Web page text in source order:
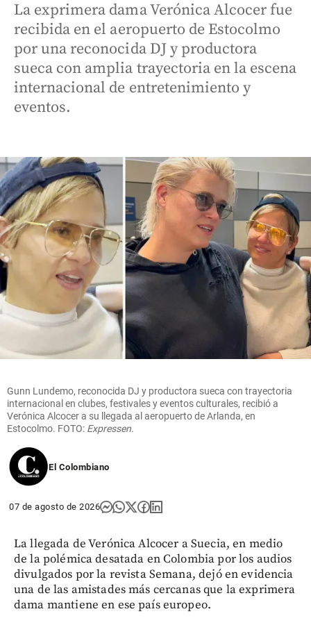
La exprimera dama Verónica Alcocer fue
recibida en el aeropuerto de Estocolmo
por una reconocida DJ y productora
sueca con amplia trayectoria en la escena
internacional de entretenimiento y
eventos.
Gunn Lundemo, reconocida DJ y productora sueca con trayectoria
internacional en clubes, festivales y eventos culturales, recibió a
Verónica Alcocer a su llegada al aeropuerto de Arlanda, en
Estocolmo. FOTO: Expressen.
El Colombiano
07 de agosto de 2026
La llegada de Verónica Alcocer a Suecia, en medio
de la polémica desatada en Colombia por los audios
divulgados por la revista Semana, dejó en evidencia
una de las amistades más cercanas que la exprimera
dama mantiene en ese país europeo.